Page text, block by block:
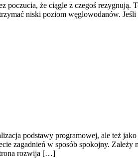
że ciągle z czegoś
niski poziom węglowodanów.
podstawy programowej, ale też
zagadnień w sposób spokojny. Zależy
rozwija […]